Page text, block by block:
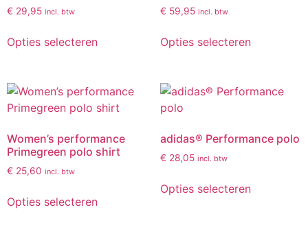
€ 29,95 incl. btw
Opties selecteren
€ 59,95 incl. btw
Opties selecteren
Women’s performance
Primegreen polo shirt
€ 25,60 incl. btw
Opties selecteren
adidas® Performance polo
€ 28,05 incl. btw
Opties selecteren